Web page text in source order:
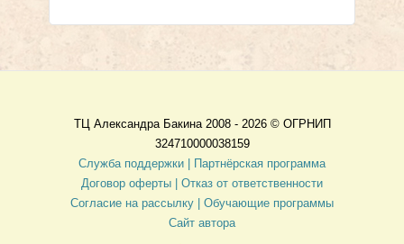
ТЦ Александра Бакина 2008 - 2026 © ОГРНИП
324710000038159
Служба поддержки |
Партнёрская программа
Договор оферты
| Отказ от ответственности
Согласие на рассылку | Обучающие программы
Сайт автора